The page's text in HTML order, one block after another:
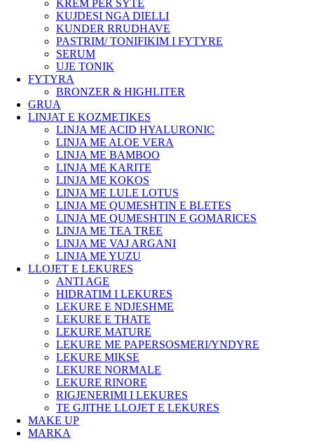
KREM PER SYTE
KUJDESI NGA DIELLI
KUNDER RRUDHAVE
PASTRIM/ TONIFIKIM I FYTYRE
SERUM
UJE TONIK
FYTYRA
BRONZER & HIGHLITER
GRUA
LINJAT E KOZMETIKES
LINJA ME ACID HYALURONIC
LINJA ME ALOE VERA
LINJA ME BAMBOO
LINJA ME KARITE
LINJA ME KOKOS
LINJA ME LULE LOTUS
LINJA ME QUMESHTIN E BLETES
LINJA ME QUMESHTIN E GOMARICES
LINJA ME TEA TREE
LINJA ME VAJ ARGANI
LINJA ME YUZU
LLOJET E LEKURES
ANTI AGE
HIDRATIM I LEKURES
LEKURE E NDJESHME
LEKURE E THATE
LEKURE MATURE
LEKURE ME PAPERSOSMERI/YNDYRE
LEKURE MIKSE
LEKURE NORMALE
LEKURE RINORE
RIGJENERIMI I LEKURES
TE GJITHE LLOJET E LEKURES
MAKE UP
MARKA